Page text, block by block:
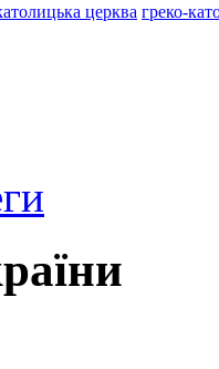
церква греко-